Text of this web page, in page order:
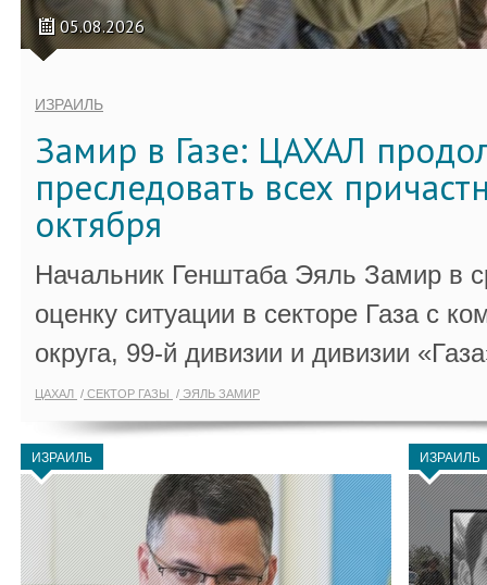
05.08.2026
ИЗРАИЛЬ
Замир в Газе: ЦАХАЛ
преследовать всех
октября
Начальник Генштаба Эяль Замир в
оценку ситуации в секторе Газа с
округа, 99-й дивизии и дивизии
ЦАХАЛ СЕКТОР ГАЗЫ ЭЯЛЬ ЗАМИР
ИЗРАИЛЬ ИЗРАИЛЬ